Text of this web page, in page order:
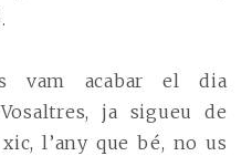
vam acabar el dia
ja sigueu de
l’any que bé, no us